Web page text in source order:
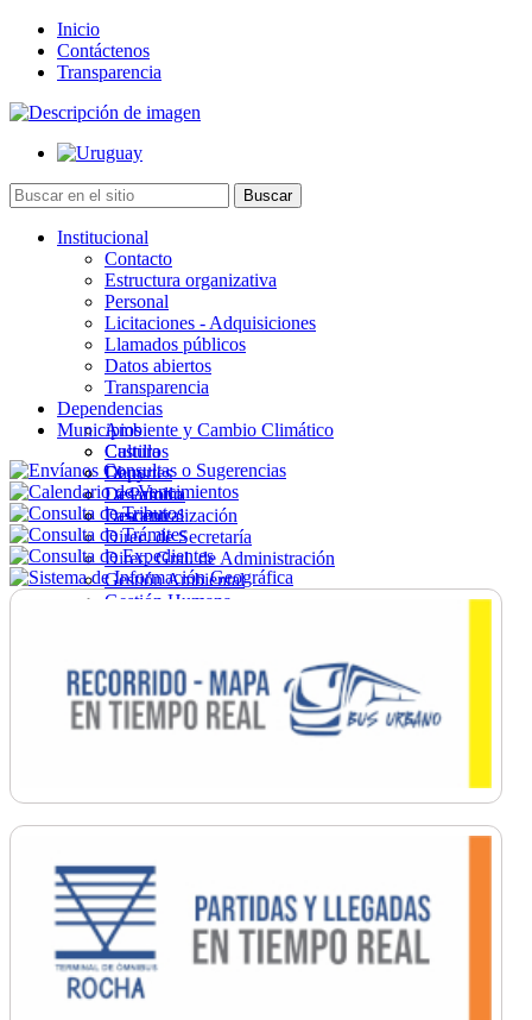
Inicio
Contáctenos
Transparencia
Institucional
Contacto
Estructura organizativa
Personal
Licitaciones - Adquisiciones
Llamados públicos
Datos abiertos
Transparencia
Dependencias
Ambiente y Cambio Climático
Cultura
Deportes
Desarrollo
Descentralización
Direc. de Secretaría
Direc. Gral. de Administración
Gestión Ambiental
Gestión Humana
Ordenamiento
Promoción Social
Salud
Secretaría General
Municipios
Castillos
Chuy
La Paloma
Lascano